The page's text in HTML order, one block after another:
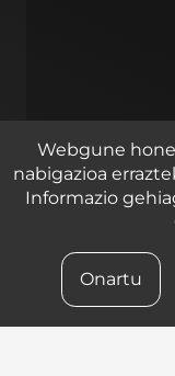
Zirkuitu ibilbidea
Webgune
nabigazioa
Informazio
Onartu